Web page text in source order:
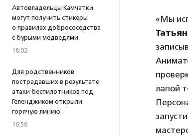
Автовладельцы Камчатки
могут получить стикеры
о правилах добрососедства
с бурыми медведями
18:02
Для родственников
пострадавших в результате
атаки беспилотников под
Геленджиком открыли
горячую линию
16:58
«Мы
лапой